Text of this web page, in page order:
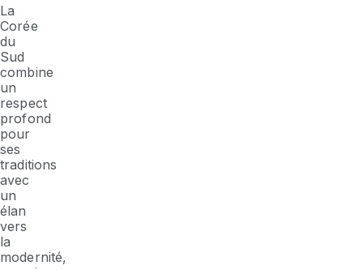
La
Corée
du
Sud
combine
un
respect
profond
pour
ses
traditions
avec
un
élan
vers
la
modernité,